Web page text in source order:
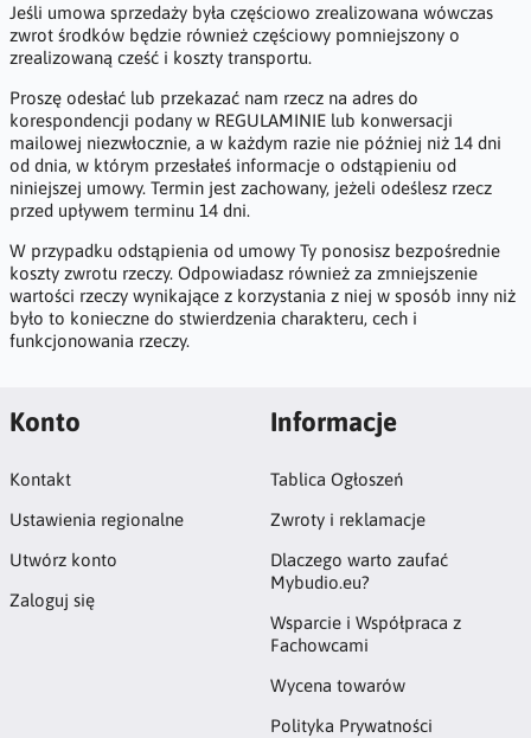
Jeśli umowa sprzedaży była częściowo zrealizowana wówczas
zwrot środków będzie również częściowy pomniejszony o
zrealizowaną cześć i koszty transportu.
Proszę odesłać lub przekazać nam rzecz na adres do
korespondencji podany w REGULAMINIE lub konwersacji
mailowej niezwłocznie, a w każdym razie nie później niż 14 dni
od dnia, w którym przesłałeś informacje o odstąpieniu od
niniejszej umowy. Termin jest zachowany, jeżeli odeślesz rzecz
przed upływem terminu 14 dni.
W przypadku odstąpienia od umowy Ty ponosisz bezpośrednie
koszty zwrotu rzeczy. Odpowiadasz również za zmniejszenie
wartości rzeczy wynikające z korzystania z niej w sposób inny niż
było to konieczne do stwierdzenia charakteru, cech i
funkcjonowania rzeczy.
Konto
Kontakt
Ustawienia regionalne
Utwórz konto
Zaloguj się
Informacje
Tablica Ogłoszeń
Zwroty i reklamacje
Dlaczego warto zaufać
Mybudio.eu?
Wsparcie i Współpraca z
Fachowcami
Wycena towarów
Polityka Prywatności